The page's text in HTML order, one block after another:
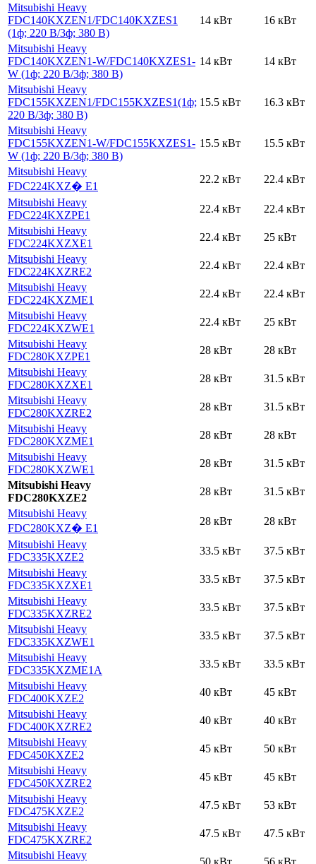
Mitsubishi Heavy
FDC140KXZEN1/FDC140KXZES1
(1ф; 220 В/3ф; 380 В)
14 кВт 16 кВт
Mitsubishi Heavy
FDC140KXZEN1-W/FDC140KXZES1-
W (1ф; 220 В/3ф; 380 В)
14 кВт 14 кВт
Mitsubishi Heavy
FDC155KXZEN1/FDC155KXZES1(1ф;
220 В/3ф; 380 В)
15.5 кВт 16.3 кВт
Mitsubishi Heavy
FDC155KXZEN1-W/FDC155KXZES1-
W (1ф; 220 В/3ф; 380 В)
15.5 кВт 15.5 кВт
Mitsubishi Heavy
FDC224KXZ� E1
22.2 кВт
22.4 кВт
Mitsubishi Heavy
FDC224KXZРE1
22.4 кВт
22.4 кВт
Mitsubishi Heavy
FDC224KXZXE1
22.4 кВт
25 кВт
Mitsubishi Heavy
FDC224KXZRE2
22.4 кВт
22.4 кВт
Mitsubishi Heavy
FDC224KXZME1
22.4 кВт
22.4 кВт
Mitsubishi Heavy
FDC224KXZWE1
22.4 кВт
25 кВт
Mitsubishi Heavy
FDC280KXZРE1
28 кВт
28 кВт
Mitsubishi Heavy
FDC280KXZXE1
28 кВт
31.5 кВт
Mitsubishi Heavy
FDC280KXZRE2
28 кВт
31.5 кВт
Mitsubishi Heavy
FDC280KXZME1
28 кВт
28 кВт
Mitsubishi Heavy
FDC280KXZWE1
28 кВт
31.5 кВт
Mitsubishi Heavy
FDC280KXZE2
28 кВт
31.5 кВт
Mitsubishi Heavy
FDC280KXZ� E1
28 кВт
28 кВт
Mitsubishi Heavy
FDC335KXZE2
33.5 кВт
37.5 кВт
Mitsubishi Heavy
FDC335KXZXE1
33.5 кВт
37.5 кВт
Mitsubishi Heavy
FDC335KXZRE2
33.5 кВт
37.5 кВт
Mitsubishi Heavy
FDC335KXZWE1
33.5 кВт
37.5 кВт
Mitsubishi Heavy
FDC335KXZME1A
33.5 кВт
33.5 кВт
Mitsubishi Heavy
FDC400KXZE2
40 кВт
45 кВт
Mitsubishi Heavy
FDC400KXZRE2
40 кВт
40 кВт
Mitsubishi Heavy
FDC450KXZE2
45 кВт
50 кВт
Mitsubishi Heavy
FDC450KXZRE2
45 кВт
45 кВт
Mitsubishi Heavy
FDC475KXZE2
47.5 кВт
53 кВт
Mitsubishi Heavy
FDC475KXZRE2
47.5 кВт
47.5 кВт
Mitsubishi Heavy
50 кВт 56 кВт